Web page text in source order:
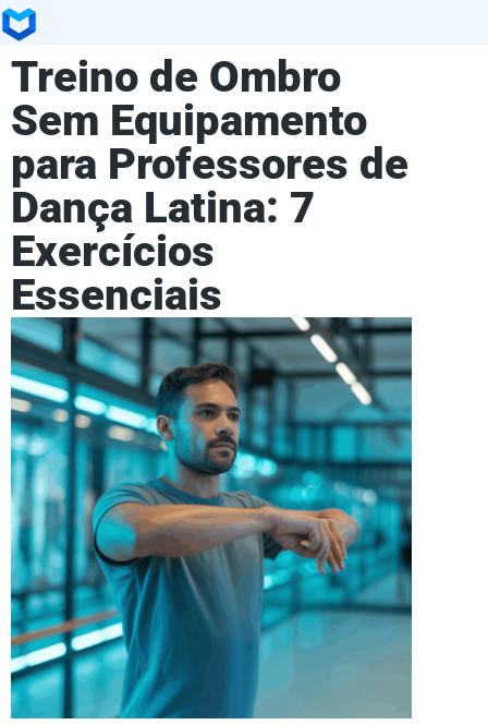
Treino de Ombro
Sem Equipamento
para Professores de
Dança Latina: 7
Exercícios
Essenciais